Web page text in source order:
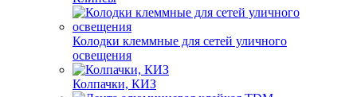
Колодки клеммные для сетей уличного
освещения
Колпачки, КИЗ